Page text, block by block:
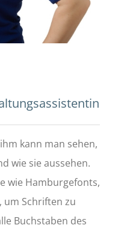
kann man sehen,
wie sie aussehen.
wie Hamburgefonts,
um Schriften zu
Buchstaben des